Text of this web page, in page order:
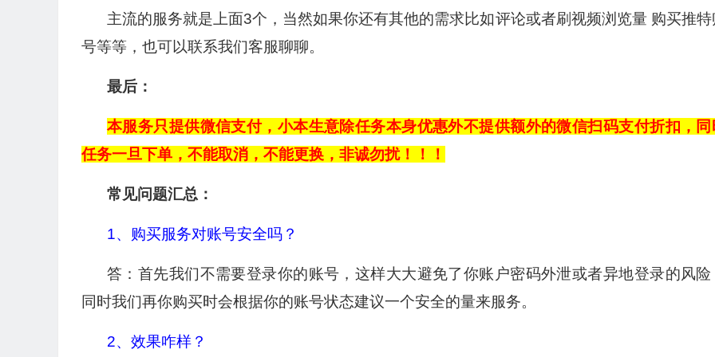
主流的服务就是上面3个，当然如果你还有其他的需求比如评论或者刷视频浏览量 购买推特
号等等，也可以联系我们客服聊聊。
最后：
本服务只提供微信支付，小本生意除任务本身优惠外不提供额外的微信扫码支付折扣，同
任务一旦下单，不能取消，不能更换，非诚勿扰！！！
常见问题汇总：
1、购买服务对账号安全吗？
答：首先我们不需要登录你的账号，这样大大避免了你账户密码外泄或者异地登录的风险
同时我们再你购买时会根据你的账号状态建议一个安全的量来服务。
2、效果咋样？